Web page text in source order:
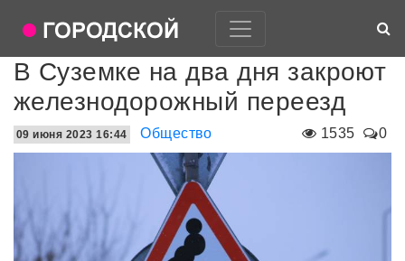
В Суземке на два дня закроют
железнодорожный переезд
1535 0
09 июня 2023 16:44 Общество